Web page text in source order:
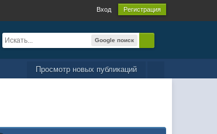
Вход Регистрация
Google поиск
Просмотр новых публикаций